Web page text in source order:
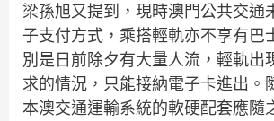
梁孫旭又提到，現時澳門公共交通
子支付方式，乘搭輕軌亦不享有巴
別是日前除夕有大量人流，輕軌出
求的情況，只能接納電子卡進出。
本澳交通運輸系統的軟硬配套應隨